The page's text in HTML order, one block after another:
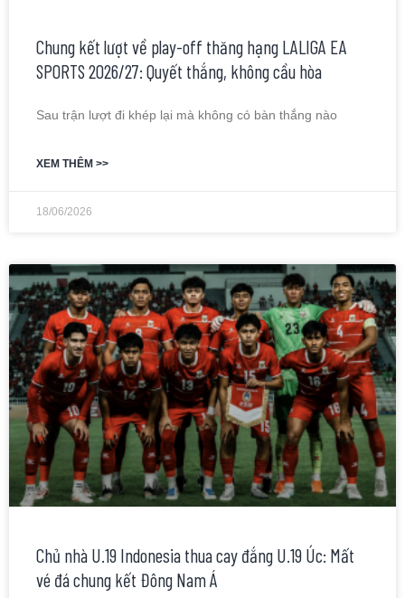
Chung kết lượt về play-off thăng hạng LALIGA EA
SPORTS 2026/27: Quyết thắng, không cầu hòa
Sau trận lượt đi khép lại mà không có bàn thắng nào
XEM THÊM >>
18/06/2026
Chủ nhà U.19 Indonesia thua cay đắng U.19 Úc: Mất
vé đá chung kết Đông Nam Á